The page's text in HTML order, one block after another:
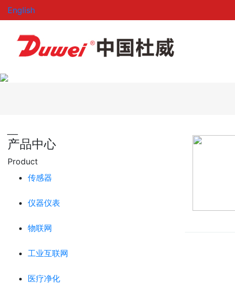
English
产品中心
Product
传感器
仪器仪表
物联网
工业互联网
医疗净化